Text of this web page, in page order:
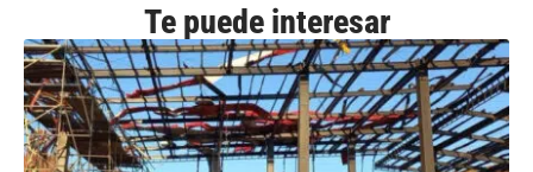
Te puede interesar